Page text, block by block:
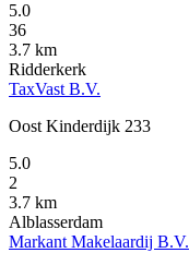
5.0
36
3.7 km
Ridderkerk
TaxVast B.V.
Oost Kinderdijk 233
5.0
2
3.7 km
Alblasserdam
Markant Makelaardij B.V.